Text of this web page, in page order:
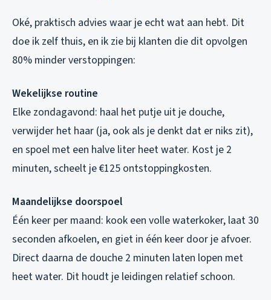
Oké, praktisch advies waar je echt wat aan hebt. Dit
doe ik zelf thuis, en ik zie bij klanten die dit opvolgen
80% minder verstoppingen:
Wekelijkse routine
Elke zondagavond: haal het putje uit je douche,
verwijder het haar (ja, ook als je denkt dat er niks zit),
en spoel met een halve liter heet water. Kost je 2
minuten, scheelt je €125 ontstoppingkosten.
Maandelijkse doorspoel
Één keer per maand: kook een volle waterkoker, laat 30
seconden afkoelen, en giet in één keer door je afvoer.
Direct daarna de douche 2 minuten laten lopen met
heet water. Dit houdt je leidingen relatief schoon.